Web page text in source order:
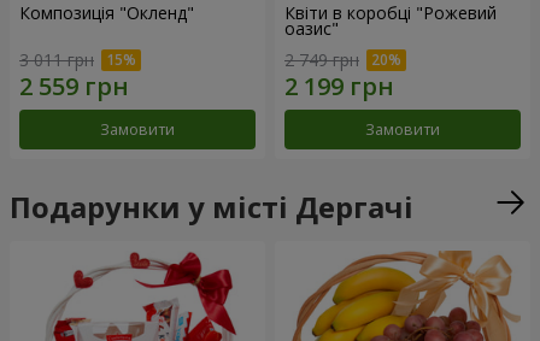
Композиція "Окленд"
3 011 грн
Замовити
Квіти в коробці "Рожевий
оазис"
2 749 грн
Замовити
Подарунки у місті Дергачі